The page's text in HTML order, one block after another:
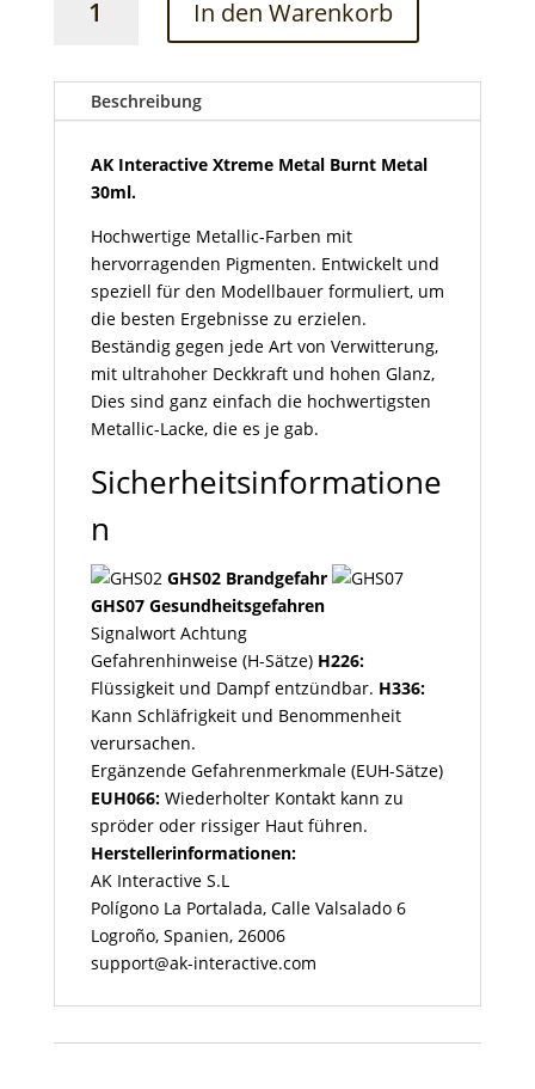
Interactive
Burnt
30ml
Menge
In den Warenkorb
Beschreibung
AK Interactive Xtreme Metal Burnt Metal
30ml.
Hochwertige Metallic-Farben mit
hervorragenden Pigmenten. Entwickelt und
speziell für den Modellbauer formuliert, um
die besten Ergebnisse zu erzielen.
Beständig gegen jede Art von Verwitterung,
mit ultrahoher Deckkraft und hohen Glanz,
Dies sind ganz einfach die hochwertigsten
Metallic-Lacke, die es je gab.
Sicherheitsinformatione
n
GHS02 Brandgefahr
GHS07 Gesundheitsgefahren
Signalwort Achtung
Gefahrenhinweise (H-Sätze) H226:
Flüssigkeit und Dampf entzündbar. H336:
Kann Schläfrigkeit und Benommenheit
verursachen.
Ergänzende Gefahrenmerkmale (EUH-Sätze)
EUH066:Wiederholter Kontakt kann zu
spröder oder rissiger Haut führen.
Herstellerinformationen:
AK Interactive S.L
Polígono La Portalada, Calle Valsalado 6
Logroño, Spanien, 26006
support@ak-interactive.com